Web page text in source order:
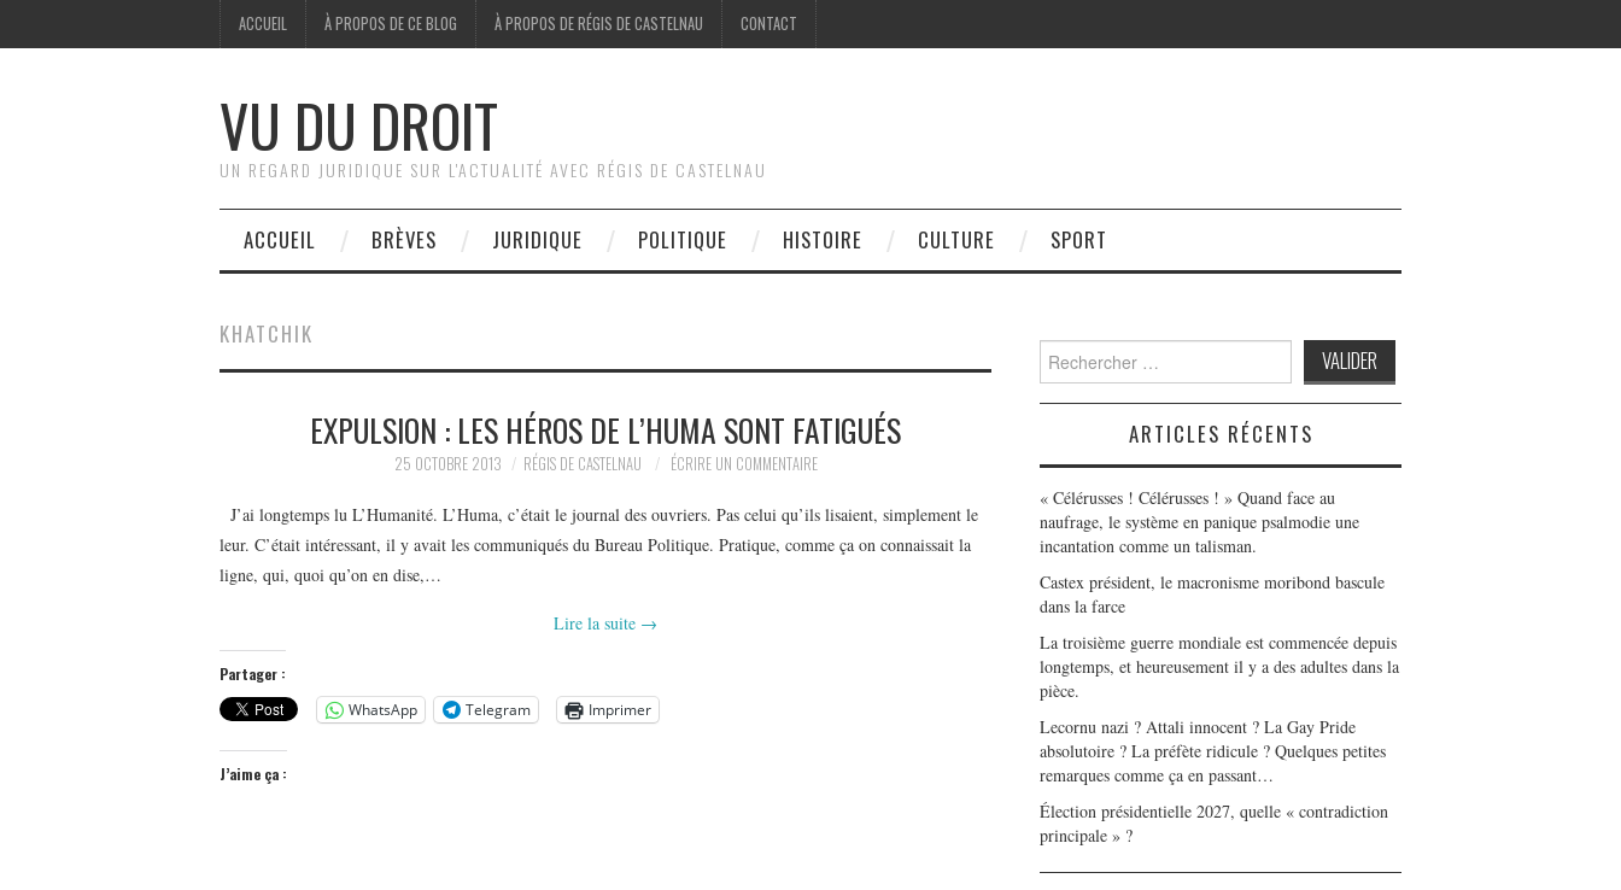
ACCUEIL À PROPOS DE CE BLOG À PROPOS DE RÉGIS DE CASTELNAU CONTACT
VU DU DROIT
UN REGARD JURIDIQUE SUR L'ACTUALITÉ AVEC RÉGIS DE CASTELNAU
ACCUEIL BRÈVES JURIDIQUE POLITIQUE HISTOIRE CULTURE SPORT
KHATCHIK
EXPULSION : LES HÉROS DE L’HUMA SONT FATIGUÉS
25 OCTOBRE 2013 RÉGIS DE CASTELNAU ÉCRIRE UN COMMENTAIRE
J’ai longtemps lu L’Humanité. L’Huma, c’était le journal des ouvriers. Pas celui qu’ils lisaient, simplement le
leur. C’était intéressant, il y avait les communiqués du Bureau Politique. Pratique, comme ça on connaissait la
ligne, qui, quoi qu’on en dise,…
Lire la suite →
Partager :
WhatsApp
Telegram Imprimer
J’aime ça :
Search
for:
ARTICLES RÉCENTS
« Célérusses ! Célérusses ! » Quand face au
naufrage, le système en panique psalmodie une
incantation comme un talisman.
Castex président, le macronisme moribond bascule
dans la farce
La troisième guerre mondiale est commencée depuis
longtemps, et heureusement il y a des adultes dans la
pièce.
Lecornu nazi ? Attali innocent ? La Gay Pride
absolutoire ? La préfète ridicule ? Quelques petites
remarques comme ça en passant…
Élection présidentielle 2027, quelle « contradiction
principale » ?